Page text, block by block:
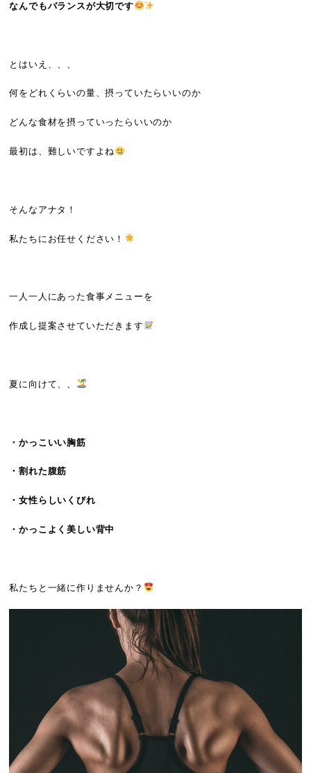
なんでもバランスが大切です
とはいえ、、、
何をどれくらいの量、摂っていたらいいのか
どんな食材を摂っていったらいいのか
最初は、難しいですよね
そんなアナタ！
私たちにお任せください！
一人一人にあった食事メニューを
作成し提案させていただきます
夏に向けて、、
・かっこいい胸筋
・割れた腹筋
・女性らしいくびれ
・かっこよく美しい背中
私たちと一緒に作りませんか？